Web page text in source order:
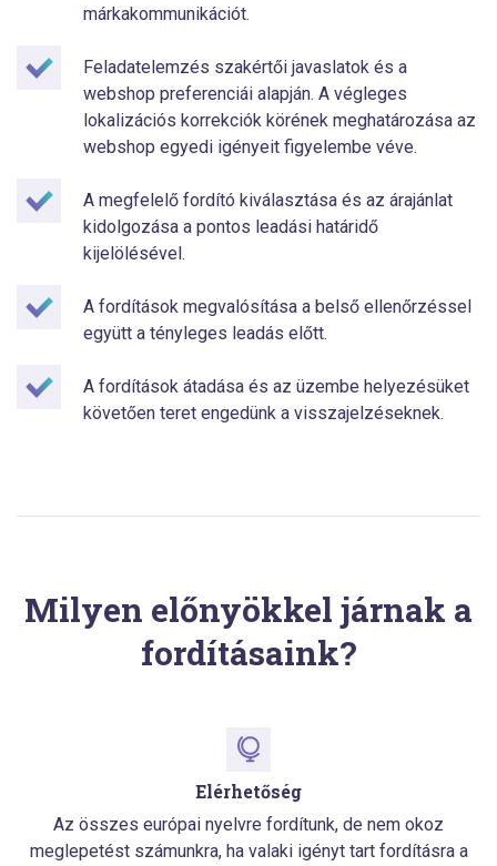
márkakommunikációt.
Feladatelemzés szakértői javaslatok és a
webshop preferenciái alapján. A végleges
lokalizációs korrekciók körének meghatározása az
webshop egyedi igényeit figyelembe véve.
A megfelelő fordító kiválasztása és az árajánlat
kidolgozása a pontos leadási határidő
kijelölésével.
A fordítások megvalósítása a belső ellenőrzéssel
együtt a tényleges leadás előtt.
A fordítások átadása és az üzembe helyezésüket
követően teret engedünk a visszajelzéseknek.
Milyen előnyökkel járnak a
fordításaink?
Elérhetőség
Az összes európai nyelvre fordítunk, de nem okoz
meglepetést számunkra, ha valaki igényt tart fordításra a